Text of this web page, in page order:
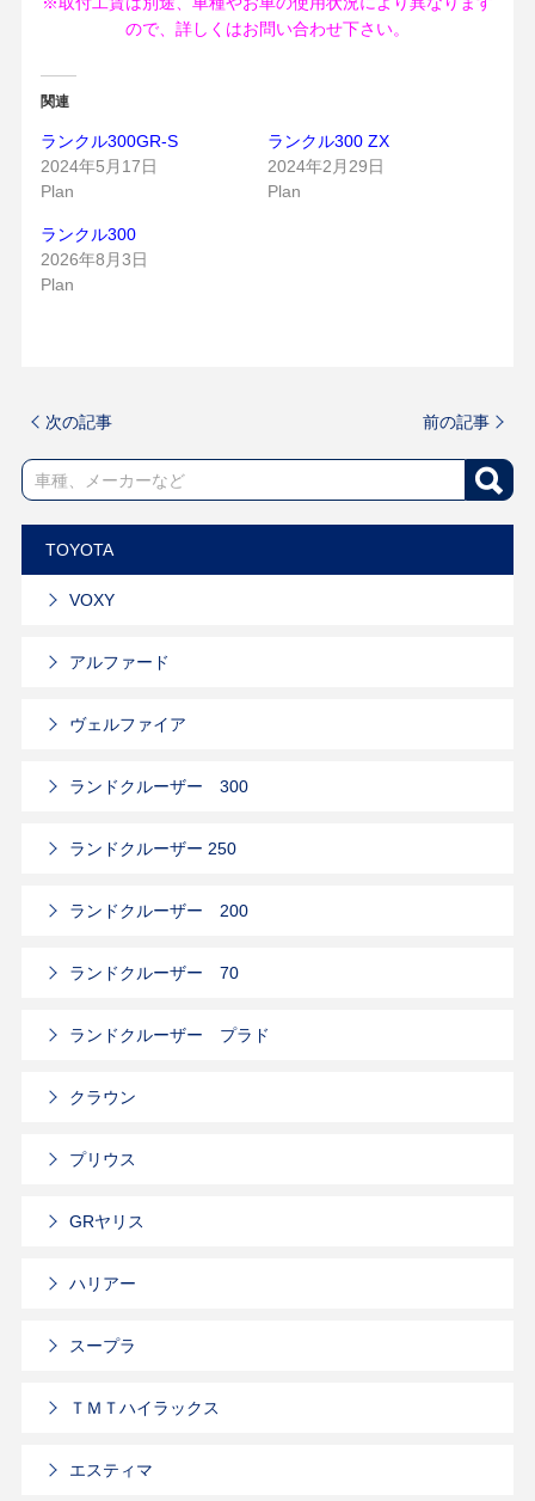
ので、詳しくはお問い合わせ下さい。
関連
ランクル300GR-S
2024年5月17日
Plan
ランクル300 ZX
2024年2月29日
Plan
ランクル300
2026年8月3日
Plan
次の記事 前の記事
TOYOTA
VOXY
アルファード
ヴェルファイア
ランドクルーザー 300
ランドクルーザー 250
ランドクルーザー 200
ランドクルーザー 70
ランドクルーザー プラド
クラウン
プリウス
GRヤリス
ハリアー
スープラ
ＴＭＴハイラックス
エスティマ